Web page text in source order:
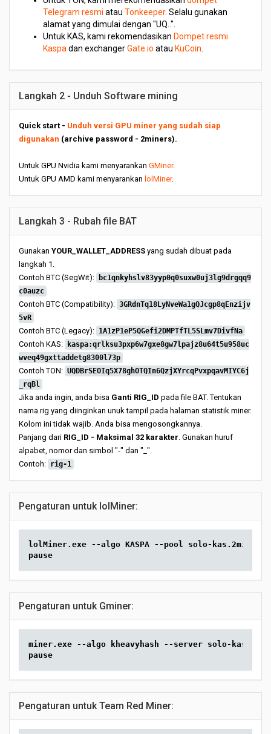
Telegram resmi atau Tonkeeper. Selalu gunakan
alamat yang dimulai dengan "UQ..".
Untuk KAS, kami rekomendasikan Dompet resmi
Kaspa dan exchangerGate.io atau KuCoin
Langkah 2 - Unduh Software mining
Quick start - Unduh versi GPU miner yang sudah siap
digunakan (archive password - 2miners).
Untuk GPU Nvidia kami menyarankan GMiner.
Untuk GPU AMD kami menyarankan lolMiner.
Langkah 3 - Rubah file BAT
Gunakan YOUR_WALLET_ADDRESS yang sudah dibuat pada
langkah 1.
Contoh BTC (SegWit):
bc1qnkyhslv83yyp0q0suxw0uj3lg9drgqq9
c0auzc
Contoh BTC (Compatibility): 3GRdnTq18LyNveWa1gQJcgp8qEnzijv
5vR
Contoh BTC (Legacy): 1A1zP1eP5QGefi2DMPTfTL5SLmv7DivfNa
Contoh KAS:
kaspa:qrlksu3pxp6w7gxe8gw7lpajz8u64t5u958uc
wveq49gxttaddetg8300l73p
Contoh TON: UQDBrSEOIq5X78ghOTQIn6QzjXYrcqPvxpqavMIYC6j
_rqBl
Jika anda ingin, anda bisa Ganti RIG_ID pada file BAT. Tentukan
nama rig yang diinginkan unuk tampil pada halaman statistik miner.
Kolom ini tidak wajib. Anda bisa mengosongkannya.
Panjang dari RIG_ID - Maksimal 32 karakter. Gunakan huruf
alpabet, nomor dan simbol "-" dan "_".
Contoh: rig-1
Pengaturan untuk lolMiner:
lolMiner.exe --algo KASPA --pool solo-
pause
Pengaturan untuk Gminer:
miner.exe --algo kheavyhash --server solo-
pause
Pengaturan untuk Team Red Miner: